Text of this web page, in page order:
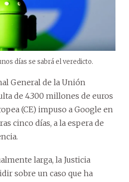
días se sabrá el veredicto.
General de la Unión
de 4.300 millones de euros
(CE) impuso a Google en
cinco días, a la espera de
larga, la Justicia
sobre un caso que ha